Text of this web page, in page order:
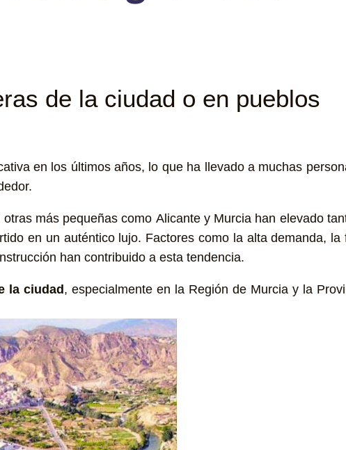
de la ciudad o en pueblos
en los últimos años, lo que ha llevado a muchas
más pequeñas como Alicante y Murcia han elevado
en un auténtico lujo. Factores como la alta demanda, la
han contribuido a esta tendencia.
la ciudad, especialmente en la Región de Murcia y la